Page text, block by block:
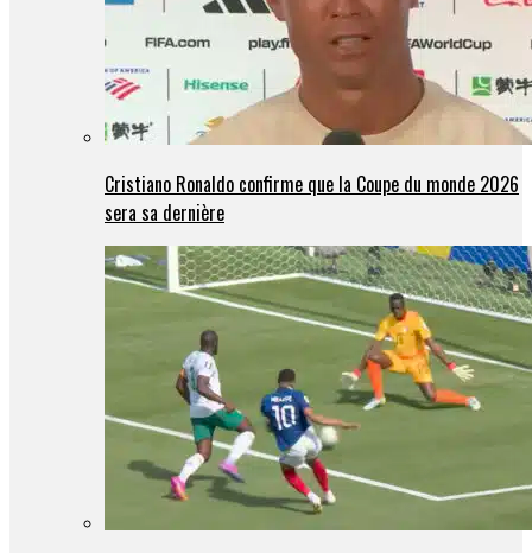
Cristiano Ronaldo confirme que la Coupe du monde 2026
sera sa dernière